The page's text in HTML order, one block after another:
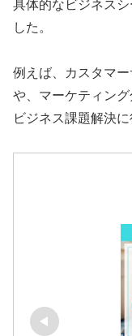
具体的なビジネス
した。
例えば、カスタマ
や、マーケティン
ビジネス課題解決